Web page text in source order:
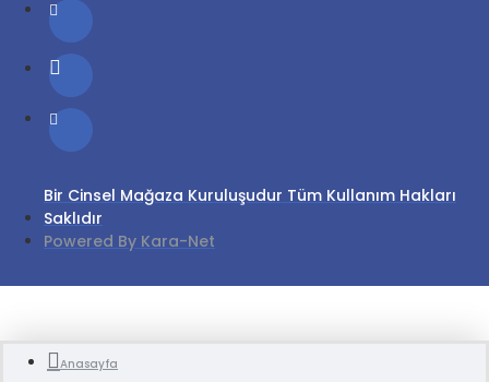
Bir Cinsel Mağaza Kuruluşudur Tüm Kullanım Hakları
Saklıdır
Powered By Kara-Net
Anasayfa